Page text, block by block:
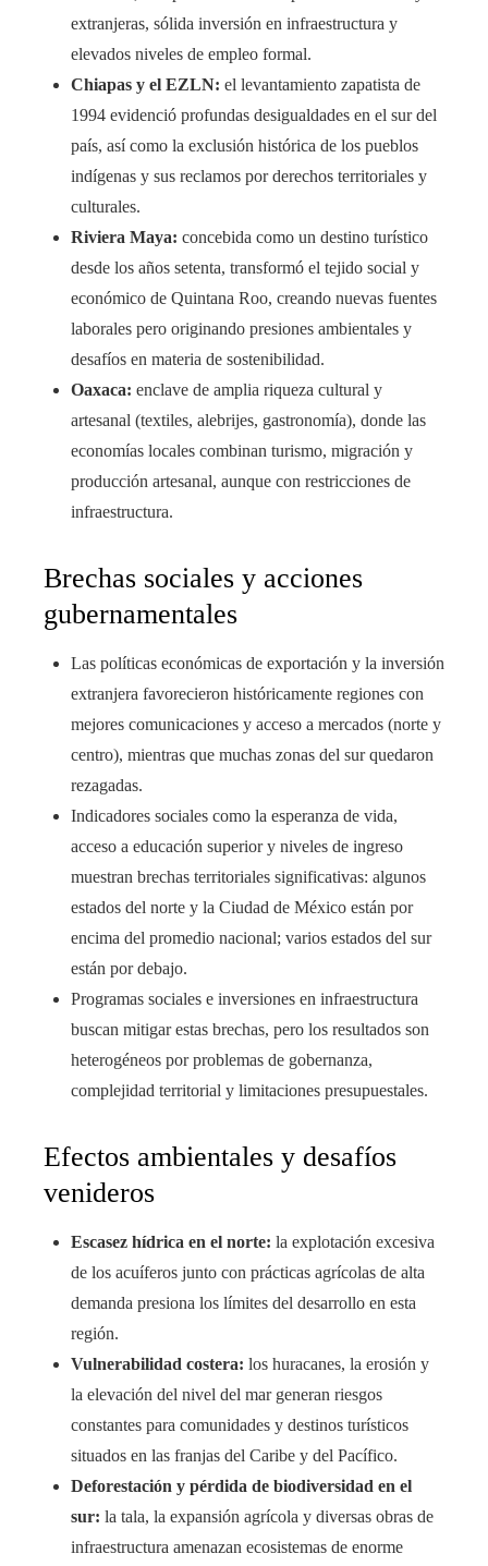
extranjeras, sólida inversión en infraestructura y
elevados niveles de empleo formal.
Chiapas y el EZLN: el levantamiento zapatista de
1994 evidenció profundas desigualdades en el sur del
país, así como la exclusión histórica de los pueblos
indígenas y sus reclamos por derechos territoriales y
culturales.
Riviera Maya: concebida como un destino turístico
desde los años setenta, transformó el tejido social y
económico de Quintana Roo, creando nuevas fuentes
laborales pero originando presiones ambientales y
desafíos en materia de sostenibilidad.
Oaxaca: enclave de amplia riqueza cultural y
artesanal (textiles, alebrijes, gastronomía), donde las
economías locales combinan turismo, migración y
producción artesanal, aunque con restricciones de
infraestructura.
Brechas sociales y acciones
gubernamentales
Las políticas económicas de exportación y la inversión
extranjera favorecieron históricamente regiones con
mejores comunicaciones y acceso a mercados (norte y
centro), mientras que muchas zonas del sur quedaron
rezagadas.
Indicadores sociales como la esperanza de vida,
acceso a educación superior y niveles de ingreso
muestran brechas territoriales significativas: algunos
estados del norte y la Ciudad de México están por
encima del promedio nacional; varios estados del sur
están por debajo.
Programas sociales e inversiones en infraestructura
buscan mitigar estas brechas, pero los resultados son
heterogéneos por problemas de gobernanza,
complejidad territorial y limitaciones presupuestales.
Efectos ambientales y desafíos
venideros
Escasez hídrica en el norte: la explotación excesiva
de los acuíferos junto con prácticas agrícolas de alta
demanda presiona los límites del desarrollo en esta
región.
Vulnerabilidad costera: los huracanes, la erosión y
la elevación del nivel del mar generan riesgos
constantes para comunidades y destinos turísticos
situados en las franjas del Caribe y del Pacífico.
Deforestación y pérdida de biodiversidad en el
sur: la tala, la expansión agrícola y diversas obras de
infraestructura amenazan ecosistemas de enorme